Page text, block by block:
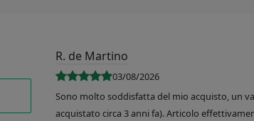
R. de Martino
03/08/2026
Sono molto soddisfatta del mio acquisto, un
acquistato circa 3 anni fa). Articolo